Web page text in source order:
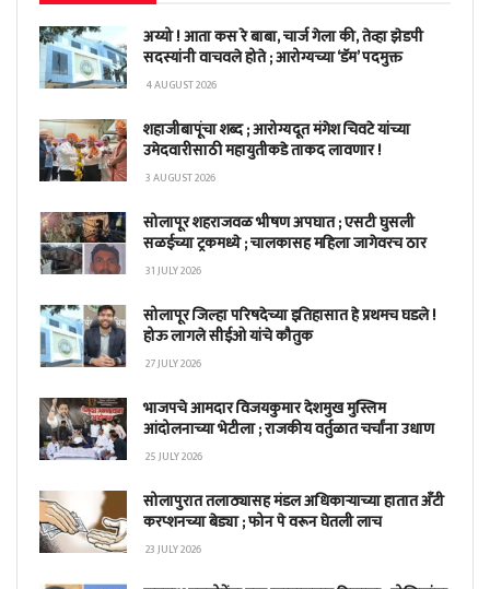
अय्यो ! आता कस रे बाबा, चार्ज गेला की, तेव्हा झेडपी
सदस्यांनी वाचवले होते ; आरोग्यच्या ‘डॅम’ पदमुक्त
4 AUGUST 2026
शहाजीबापूंचा शब्द ; आरोग्यदूत मंगेश चिवटे यांच्या
उमेदवारीसाठी महायुतीकडे ताकद लावणार !
3 AUGUST 2026
सोलापूर शहराजवळ भीषण अपघात ; एसटी घुसली
सळईच्या ट्रकमध्ये ; चालकासह महिला जागेवरच ठार
31 JULY 2026
सोलापूर जिल्हा परिषदेच्या इतिहासात हे प्रथमच घडले !
होऊ लागले सीईओ यांचे कौतुक
27 JULY 2026
भाजपचे आमदार विजयकुमार देशमुख मुस्लिम
आंदोलनाच्या भेटीला ; राजकीय वर्तुळात चर्चांना उधाण
25 JULY 2026
सोलापुरात तलाठ्यासह मंडल अधिकाऱ्याच्या हातात अँटी
करप्शनच्या बेड्या ; फोन पे वरून घेतली लाच
23 JULY 2026